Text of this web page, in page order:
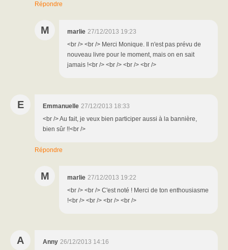
Répondre
M marlie 27/12/2013 19:23
<br /> <br /> Merci Monique. Il n'est pas prévu de
nouveau livre pour le moment, mais on en sait
jamais !<br /> <br /> <br /> <br />
E Emmanuelle 27/12/2013 18:33
<br /> Au fait, je veux bien participer aussi à la bannière,
bien sûr !!<br />
Répondre
M marlie 27/12/2013 19:22
<br /> <br /> C'est noté ! Merci de ton enthousiasme
!<br /> <br /> <br /> <br />
A Anny 26/12/2013 14:16